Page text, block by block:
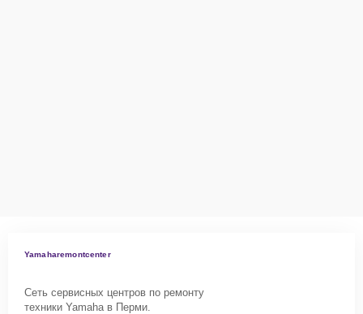
Yamaharemontcenter
Сеть сервисных центров по ремонту
техники Yamaha в Перми.